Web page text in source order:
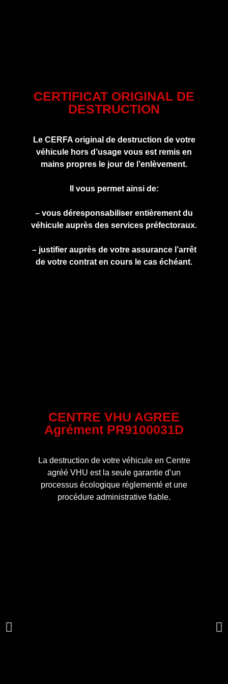
CERTIFICAT ORIGINAL DE
DESTRUCTION
Le CERFA original de destruction de votre
véhicule hors d’usage vous est remis en
mains propres le jour de l’enlèvement.
Il vous permet ainsi de:
– vous déresponsabiliser entièrement du
véhicule auprès des services préfectoraux.
– justifier auprès de votre assurance l’arrêt
de votre contrat en cours le cas échéant.
CENTRE VHU AGREE
Agrément PR9100031D
La destruction de votre véhicule en Centre
agréé VHU est la seule garantie d’un
processus écologique réglementé et une
procédure administrative fiable.